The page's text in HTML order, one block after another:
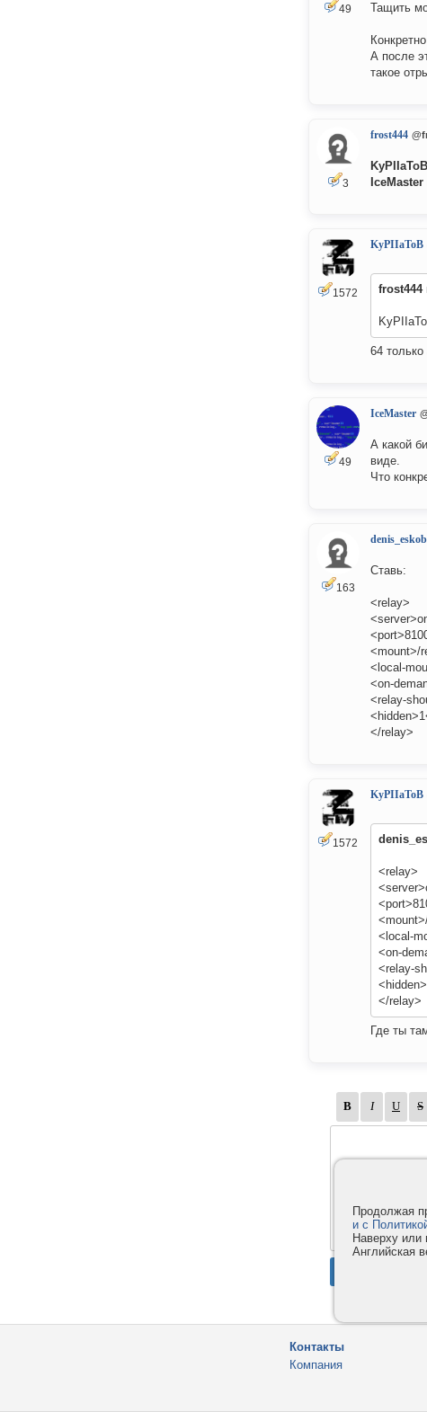
49
Тащить
А после
такое
3
frost444
KyPIIaToB
IceMaster
1572
KyPIIaToB
frost444
64 только
49
IceMaster
А какой
виде.
Что
163
Cтавь:
<relay>
<mount>/
<local-
<on-
<relay-
</relay>
1572
KyPIIaToB
<relay>
<local-
<on-
<relay-
</relay>
Где ты
Контакты
Компания
Продолжая
и с
Наверху или
Английская